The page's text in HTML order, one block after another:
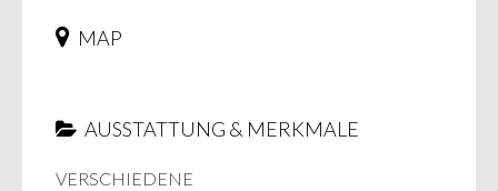
MAP
AUSSTATTUNG & MERKMALE
VERSCHIEDENE